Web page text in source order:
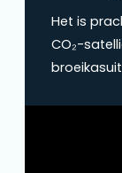
Het is
CO₂-
te weten
hun